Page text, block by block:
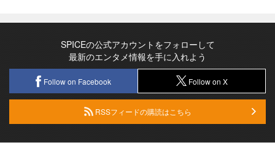
SPICEの公式アカウントをフォローして
最新のエンタメ情報を手に入れよう
Follow on Facebook Follow on X
RSSフィードの購読はこちら